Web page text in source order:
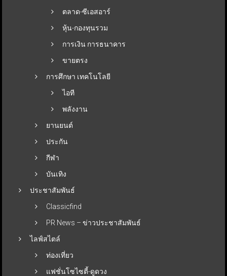
ตลาด-ซีเอสอาร์
หุ้น-กองทุนรวม
การเงิน การธนาคาร
ขายตรง
การศึกษา เทคโนโลยี
ไอที
พลังงาน
ยานยนต์
ประกัน
กีฬา
บันเทิง
ประชาสัมพันธ์
Classicfind
PR News – ข่าวประชาสัมพันธ์
ไลฟ์สไตล์
ท่องเที่ยว
แฟชั่นโซไซตี้-ดูดวง